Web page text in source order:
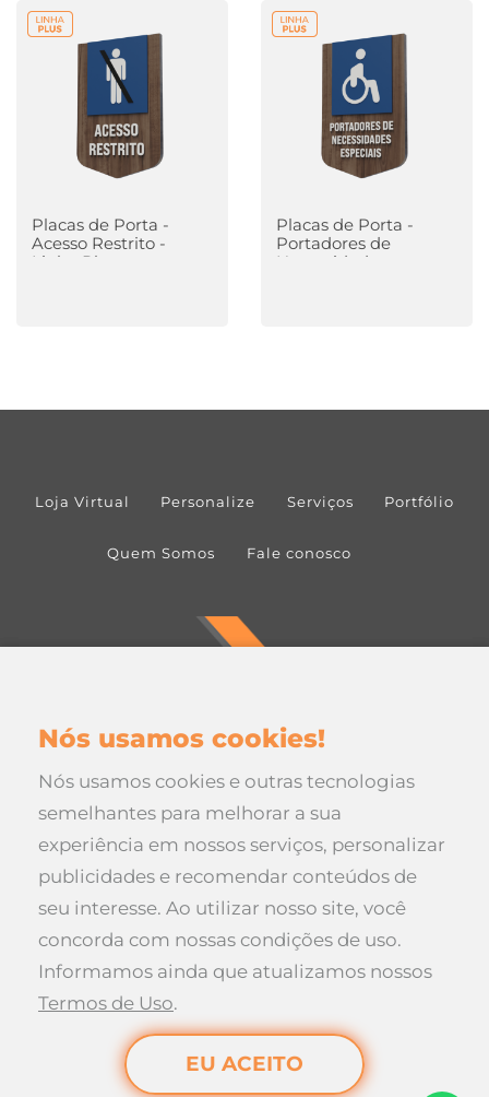
Nós usamos cookies!
Nós usamos cookies e outras tecnologias
semelhantes para melhorar a sua
experiência em nossos serviços, personalizar
publicidades e recomendar conteúdos de
seu interesse. Ao utilizar nosso site, você
concorda com nossas condições de uso.
Informamos ainda que atualizamos nossos
Termos de Uso.
EU ACEITO
Placas de Porta -
Acesso Restrito -
Linha Plus
Placas de Porta -
Portadores de
Necessidades
Loja Virtual Personalize Serviços Portfólio
Quem Somos Fale conosco
Maravilha, Santa Catarina